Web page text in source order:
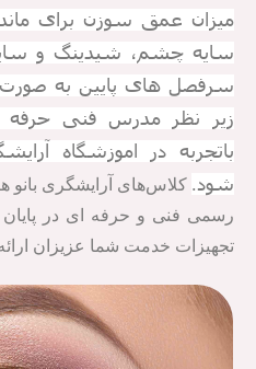
میزان عمق سوزن برای
سایه چشم، شیدینگ و سایر
سرفصل های پایین به
زیر نظر مدرس فنی حرفه
باتجربه در اموزشگاه
شود. کلاس‌های آرایشگری بانو
رسمی فنی و حرفه ای در پایان
تجهیزات خدمت شما عزیزان